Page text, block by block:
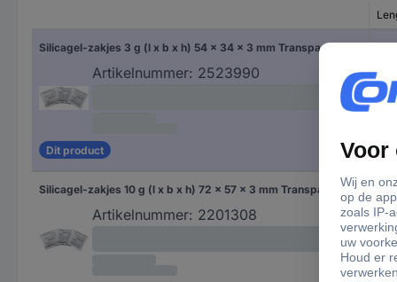
Artikelnummer: 2523990
Dit product
Silicagel-zakjes 10 g (l x b x h) 72 x 57 x 3 mm Transparant Silicagel 10 stuk(s)
Artikelnummer: 2201308
72